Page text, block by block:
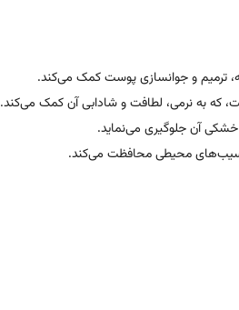
که به نرمی، لطافت و شادابی آن کمک می‌کند.
آن جلوگیری می‌نماید.
و آسیب‌های محیطی محافظت می‌کند.